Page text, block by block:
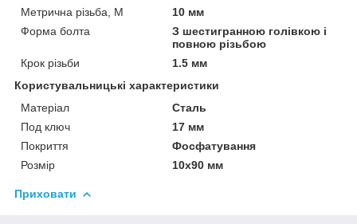
Метрична різьба, М
10 мм
Форма болта
З шестигранною голівкою і
повною різьбою
Крок різьби
1.5 мм
Користувальницькі характеристики
Матеріал
Сталь
Под ключ
17 мм
Покриття
Фосфатування
Розмір
10х90 мм
Приховати